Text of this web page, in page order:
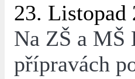
23. Listopad
Na ZŠ a MŠ
přípravách